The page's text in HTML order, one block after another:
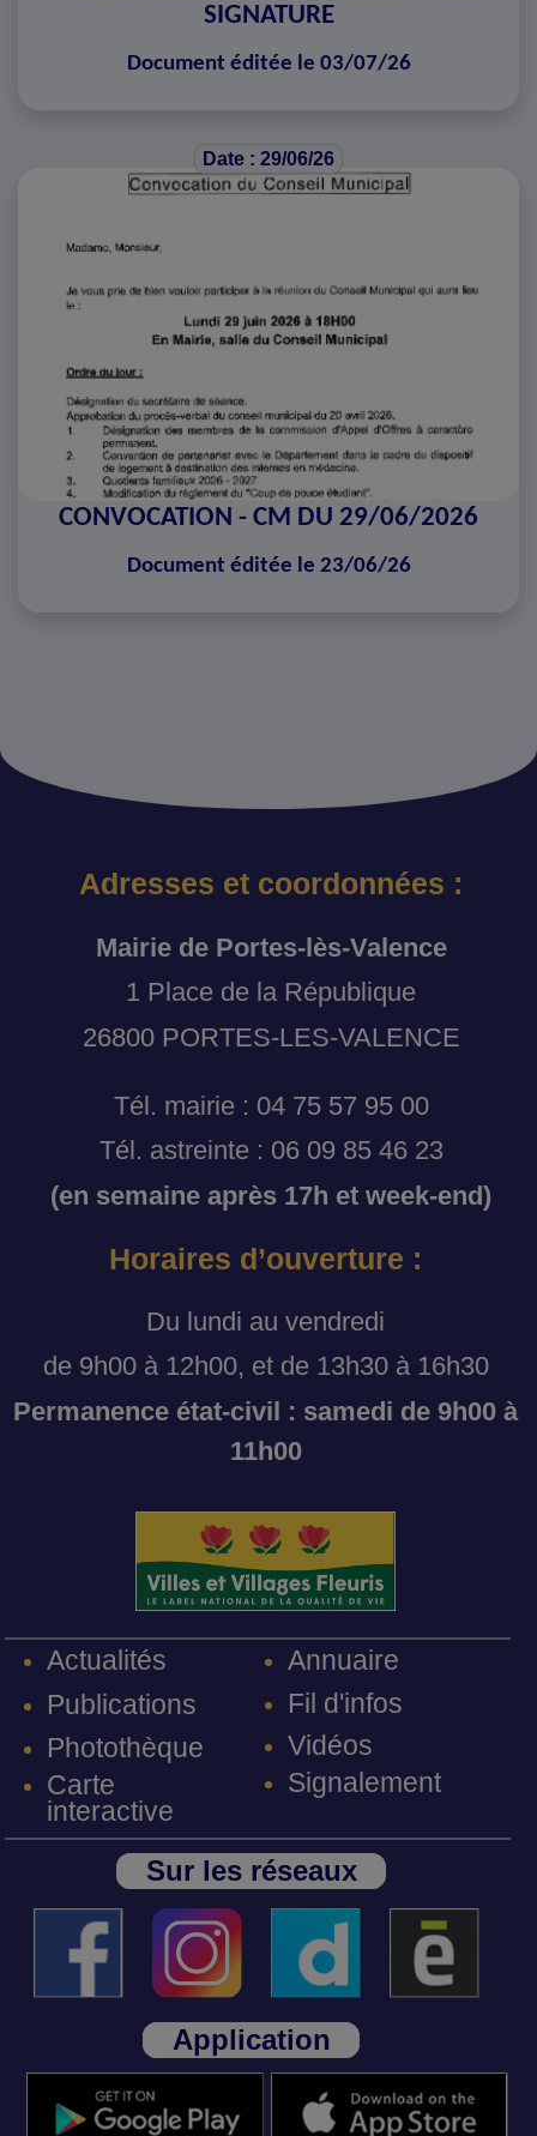
SIGNATURE
Document éditée le 03/07/26
Date : 29/06/26
CONVOCATION - CM DU 29/06/2026
Document éditée le 23/06/26
Adresses et coordonnées :
Mairie de Portes-lès-Valence
1 Place de la République
26800 PORTES-LES-VALENCE
Tél. mairie : 04 75 57 95 00
Tél. astreinte : 06 09 85 46 23
(en semaine après 17h et week-end)
Horaires d’ouverture :
Du lundi au vendredi
de 9h00 à 12h00, et de 13h30 à 16h30
Permanence état-civil : samedi de 9h00 à
11h00
Actualités
Publications
Photothèque
Carte
interactive
Annuaire
Fil d'infos
Vidéos
Signalement
Sur les réseaux
Application